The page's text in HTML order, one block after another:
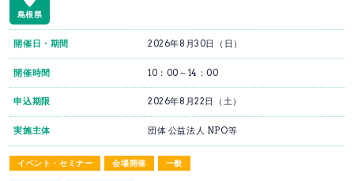
島根県
イベント・セミナー 会場開催 一般
開催日・期間 2026年8月30日（日）
開催時間 10：00～14：00
申込期限 2026年8月22日（土）
実施主体 団体 公益法人 NPO等